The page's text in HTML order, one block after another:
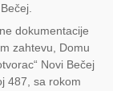
dokumentacije
zahtevu, Domu
Novi Bečej
487, sa rokom